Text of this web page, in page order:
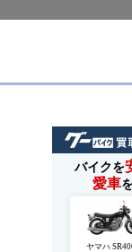
バイクを
愛車
ヤマハ